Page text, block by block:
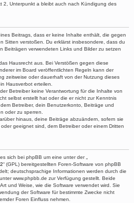
2, Unterpunkt a bleibt auch nach Kündigung des
Beitrags, dass er keine Inhalte enthält, die gegen
Sitten verstoßen. Du erklärst insbesondere, dass du
Beiträgen verwendeten Links und Bilder zu setzen
Hausrecht aus. Bei Verstößen gegen diese
im Board veröffentlichten Regeln kann der
zeitweise oder dauerhaft von der Nutzung dieses
Hausverbot erteilen.
Betreiber keine Verantwortung für die Inhalte von
selbst erstellt hat oder die er nicht zur Kenntnis
Betreiber, dein Benutzerkonto, Beiträge und
oder zu sperren.
hinaus, deine Beiträge abzuändern, sofern sie
geeignet sind, dem Betreiber oder einem Dritten
sich bei phpBB um eine unter der „
“ (GPL) bereitgestellten Foren-Software von phpBB
deutschsprachige Informationen werden durch die
www.phpbb.de zur Verfügung gestellt. Beide
und Weise, wie die Software verwendet wird. Sie
der Software für bestimmte Zwecke nicht
Foren Einfluss nehmen.